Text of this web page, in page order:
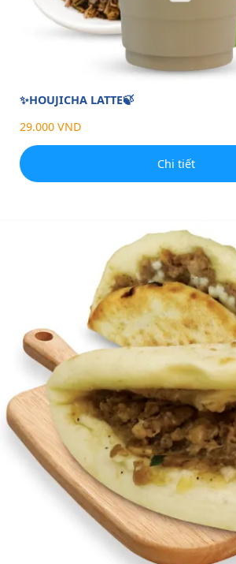
✨HOUJICHA LATTE🍃
29.000 VND
Chi tiết